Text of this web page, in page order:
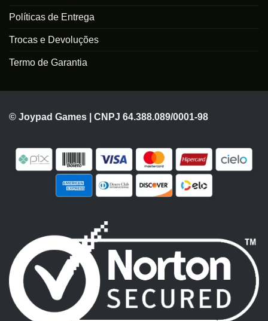
Políticas de Entrega
Trocas e Devoluções
Termo de Garantia
© Joypad Games | CNPJ 64.388.089/0001-98